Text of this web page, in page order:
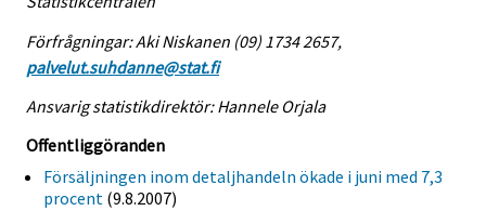
Förfrågningar: Aki Niskanen (09) 1734 2657,
palvelut.suhdanne@stat.fi
Ansvarig statistikdirektör: Hannele Orjala
Offentliggöranden
Försäljningen inom detaljhandeln ökade i juni med 7,3
procent (9.8.2007)